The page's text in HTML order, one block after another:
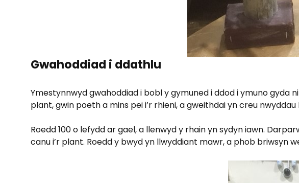
Gwahoddiad i ddathlu
Ymestynnwyd gwahoddiad i bobl y gymuned i ddod i ymuno gyda
plant, gwin poeth a mins pei i’r rhieni, a gweithdai yn creu
Roedd 100 o lefydd ar gael, a llenwyd y rhain yn sydyn iawn.
canu i’r plant. Roedd y bwyd yn llwyddiant mawr, a phob briwsyn